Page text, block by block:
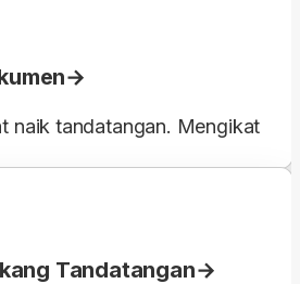
naik tandatangan. Mengikat
Tandatangan